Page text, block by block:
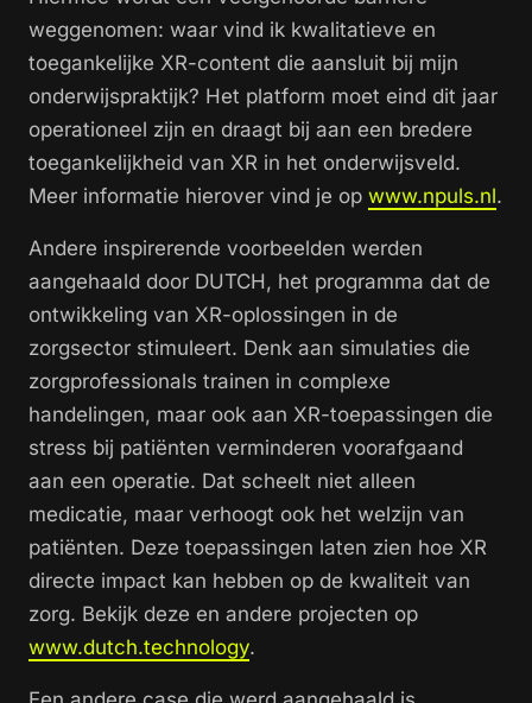
weggenomen: waar vind ik kwalitatieve en
toegankelijke XR-content die aansluit bij mijn
onderwijspraktijk? Het platform moet eind dit jaar
operationeel zijn en draagt bij aan een bredere
toegankelijkheid van XR in het onderwijsveld.
Meer informatie hierover vind je op www.npuls.nl.
Andere inspirerende voorbeelden werden
aangehaald door DUTCH, het programma dat de
ontwikkeling van XR-oplossingen in de
zorgsector stimuleert. Denk aan simulaties die
zorgprofessionals trainen in complexe
handelingen, maar ook aan XR-toepassingen die
stress bij patiënten verminderen voorafgaand
aan een operatie. Dat scheelt niet alleen
medicatie, maar verhoogt ook het welzijn van
patiënten. Deze toepassingen laten zien hoe XR
directe impact kan hebben op de kwaliteit van
zorg. Bekijk deze en andere projecten op
www.dutch.technology.